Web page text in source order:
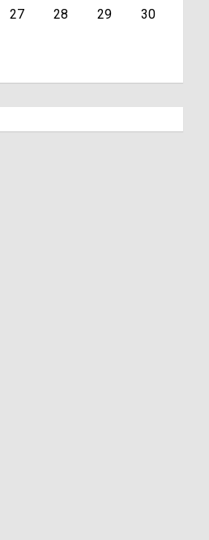
27 28 29
30